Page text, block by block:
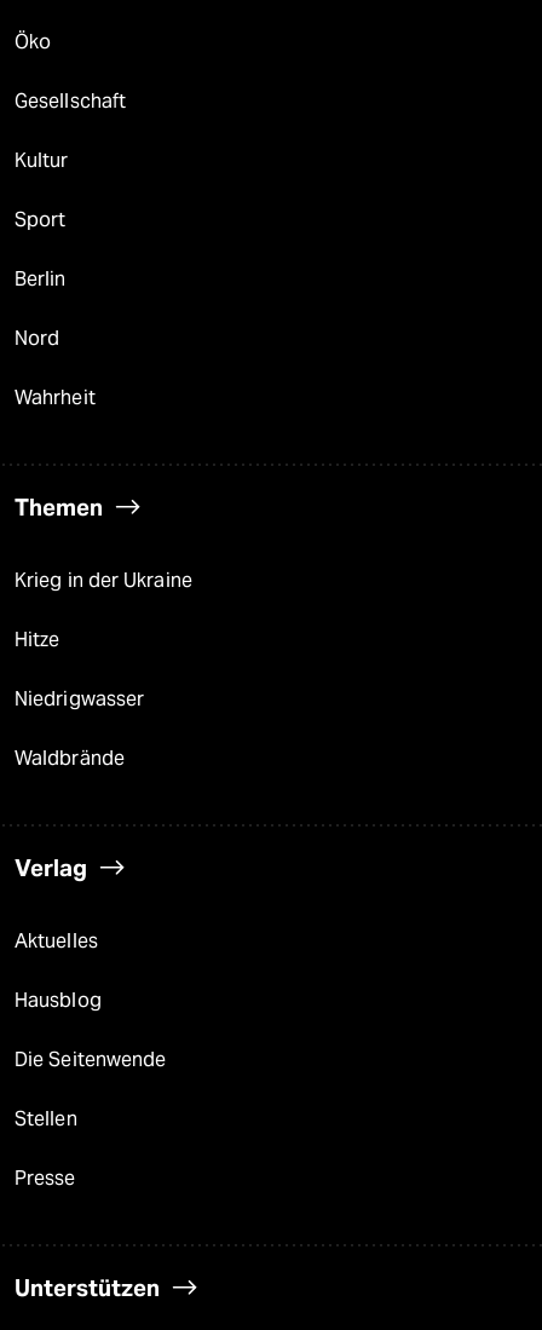
Öko
Gesellschaft
Kultur
Sport
Berlin
Nord
Wahrheit
Themen
Krieg in der Ukraine
Hitze
Niedrigwasser
Waldbrände
Verlag
Aktuelles
Hausblog
Die Seitenwende
Stellen
Presse
Unterstützen